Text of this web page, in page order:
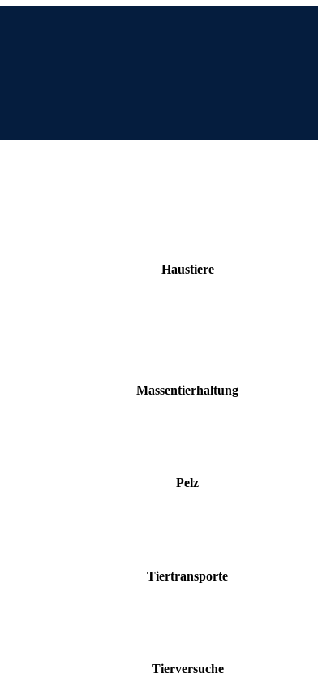
Haustiere
Massentierhaltung
Pelz
Tiertransporte
Tierversuche